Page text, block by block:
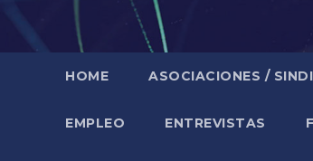
HOME ASOCIACIONES /
EMPLEO ENTREVISTAS